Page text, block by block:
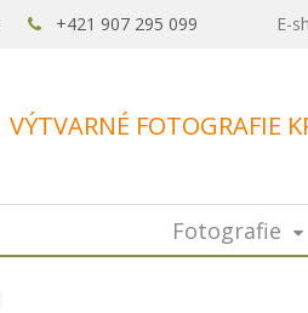
VÝTVARNÉ FOTOGRAFIE
+421 907 295 099 E-
Fotografie